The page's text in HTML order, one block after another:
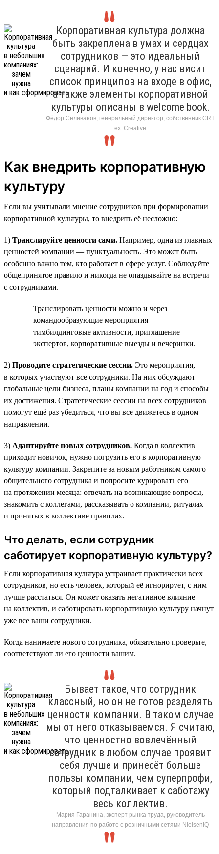
Корпоративная культура должна
быть закреплена в умах и сердцах
сотрудников — это идеальный
сценарий. И конечно, у нас висит
список принципов на входе в офис,
а также элементы корпоративной
культуры описаны в welcome book.
Фёдор Селиванов, генеральный директор, собственник CRT
ex: Creative
Как внедрить корпоративную
культуру
Если вы учитывали мнение сотрудников при формировании
корпоративной культуры, то внедрить её несложно:
1) Транслируйте ценности сами. Например, одна из главных
ценностей компании — пунктуальность. Это может быть
особенно важно тем, кто работает в сфере услуг. Соблюдайте
общепринятое правило и никогда не опаздывайте на встречи
с сотрудниками.
Транслировать ценности можно и через
командообразующие мероприятия —
тимбилдинговые активности, приглашение
экспертов, корпоративные выезды и вечеринки.
2) Проводите стратегические сессии. Это мероприятия,
в которых участвуют все сотрудники. На них обсуждают
глобальные цели бизнеса, планы компании на год и способы
их достижения. Стратегические сессии на всех сотрудников
помогут ещё раз убедиться, что вы все движетесь в одном
направлении.
3) Адаптируйте новых сотрудников. Когда в коллектив
приходит новичок, нужно погрузить его в корпоративную
культуру компании. Закрепите за новым работником самого
общительного сотрудника и попросите курировать его
на протяжении месяца: отвечать на возникающие вопросы,
знакомить с коллегами, рассказывать о компании, ритуалах
и принятых в коллективе правилах.
Что делать, если сотрудник
саботирует корпоративную культуру?
Если корпоративная культура устраивает практически всех
сотрудников, но есть человек, который её игнорирует, с ним
лучше расстаться. Он может оказать негативное влияние
на коллектив, и саботировать корпоративную культуру начнут
уже все ваши сотрудники.
Когда нанимаете нового сотрудника, обязательно проверьте,
соответствуют ли его ценности вашим.
Бывает такое, что сотрудник
классный, но он не готов разделять
ценности компании. В таком случае
мы от него отказываемся. Я считаю,
что ценностно вовлечённый
сотрудник в любом случае проявит
себя лучше и принесёт больше
пользы компании, чем суперпрофи,
который подталкивает к саботажу
весь коллектив.
Мария Гаранина, эксперт рынка труда, руководитель
направления по работе с розничными сетями NielsenIQ